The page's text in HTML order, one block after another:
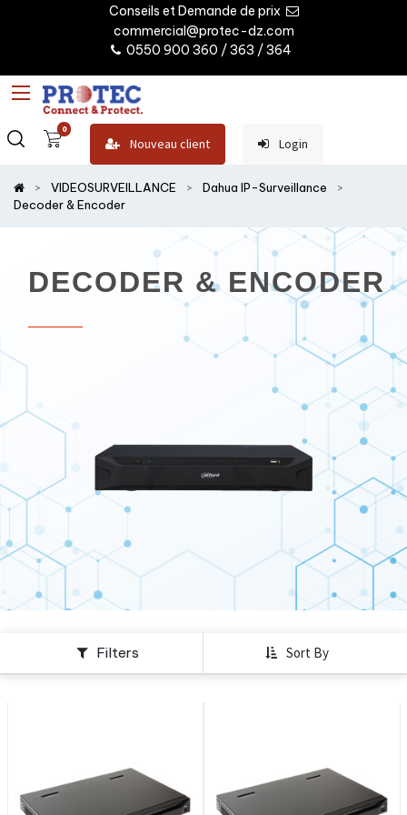
Conseils et Demande de prix
commercial@protec-dz.com
0550 900 360 / 363 / 364
0
Nouveau client Login
VIDEOSURVEILLANCE
Dahua IP-Surveillance
Decoder & Encoder
DECODER & ENCODER
Filters Sort By